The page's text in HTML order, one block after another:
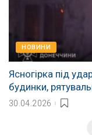
НОВИНИ
Ясногірка під
будинки,
30.04.2026